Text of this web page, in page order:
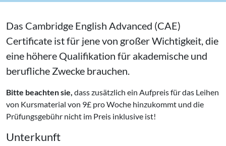
Das Cambridge English Advanced (CAE)
Certificate ist für jene von großer Wichtigkeit, die
eine höhere Qualifikation für akademische und
berufliche Zwecke brauchen.
Bitte beachten sie, dass zusätzlich ein Aufpreis für das Leihen
von Kursmaterial von 9£ pro Woche hinzukommt und die
Prüfungsgebühr nicht im Preis inklusive ist!
Unterkunft